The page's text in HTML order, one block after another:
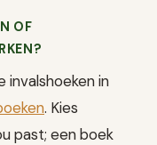
OF
invalshoeken in
. Kies
past; een boek